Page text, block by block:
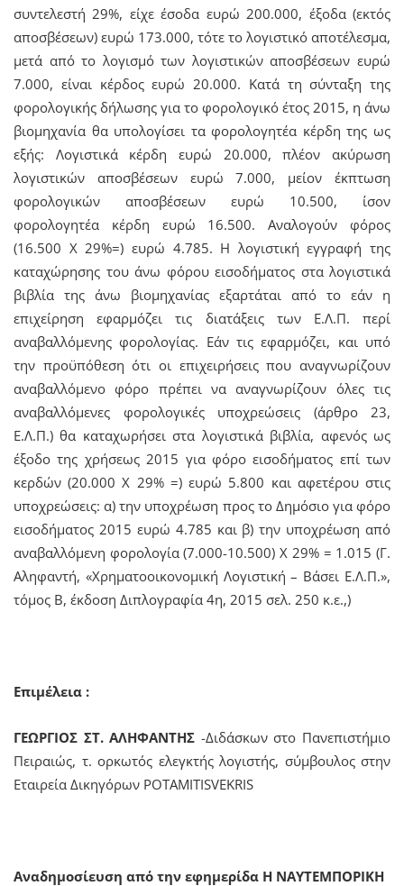
συντελεστή 29%, είχε έσοδα ευρώ 200.000, έξοδα (εκτός
αποσβέσεων) ευρώ 173.000, τότε το λογιστικό αποτέλεσμα,
μετά από το λογισμό των λογιστικών αποσβέσεων ευρώ
7.000, είναι κέρδος ευρώ 20.000. Κατά τη σύνταξη της
φορολογικής δήλωσης για το φορολογικό έτος 2015, η άνω
βιομηχανία θα υπολογίσει τα φορολογητέα κέρδη της ως
εξής: Λογιστικά κέρδη ευρώ 20.000, πλέον ακύρωση
λογιστικών αποσβέσεων ευρώ 7.000, μείον έκπτωση
φορολογικών αποσβέσεων ευρώ 10.500, ίσον
φορολογητέα κέρδη ευρώ 16.500. Αναλογούν φόρος
(16.500 Χ 29%=) ευρώ 4.785. Η λογιστική εγγραφή της
καταχώρησης του άνω φόρου εισοδήματος στα λογιστικά
βιβλία της άνω βιομηχανίας εξαρτάται από το εάν η
επιχείρηση εφαρμόζει τις διατάξεις των Ε.Λ.Π. περί
αναβαλλόμενης φορολογίας. Εάν τις εφαρμόζει, και υπό
την προϋπόθεση ότι οι επιχειρήσεις που αναγνωρίζουν
αναβαλλόμενο φόρο πρέπει να αναγνωρίζουν όλες τις
αναβαλλόμενες φορολογικές υποχρεώσεις (άρθρο 23,
Ε.Λ.Π.) θα καταχωρήσει στα λογιστικά βιβλία, αφενός ως
έξοδο της χρήσεως 2015 για φόρο εισοδήματος επί των
κερδών (20.000 Χ 29% =) ευρώ 5.800 και αφετέρου στις
υποχρεώσεις: α) την υποχρέωση προς το Δημόσιο για φόρο
εισοδήματος 2015 ευρώ 4.785 και β) την υποχρέωση από
αναβαλλόμενη φορολογία (7.000-10.500) Χ 29% = 1.015 (Γ.
Αληφαντή, «Χρηματοοικονομική Λογιστική – Βάσει Ε.Λ.Π.»,
τόμος Β, έκδοση Διπλογραφία 4η, 2015 σελ. 250 κ.ε.,)
Επιμέλεια :
ΓΕΩΡΓΙΟΣ ΣΤ. ΑΛΗΦΑΝΤΗΣ -Διδάσκων στο Πανεπιστήμιο
Πειραιώς, τ. ορκωτός ελεγκτής λογιστής, σύμβουλος στην
Εταιρεία Δικηγόρων POTAMITISVEKRIS
Αναδημοσίευση από την εφημερίδα Η ΝΑΥΤΕΜΠΟΡΙΚΗ